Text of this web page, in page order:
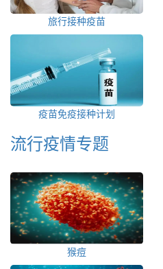
旅行接种疫苗
疫苗免疫接种计划
流行疫情专题
猴痘